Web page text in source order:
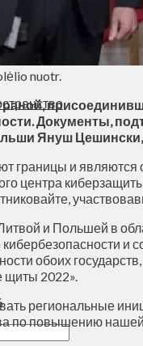
nuotr.
Документы,
Януш
границы и
центра
и Польшей в
и
обоих
щиты 2022».
региональные
по повышению нашей